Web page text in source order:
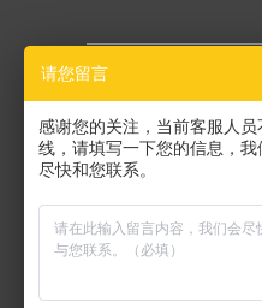
产品分类
纤维加固系统
粘钢加固系统
预应力系统
水泥基系统
请您留言
感谢您的关注，当前客服人员
线，请填写一下您的信息，我
尽快和您联系。